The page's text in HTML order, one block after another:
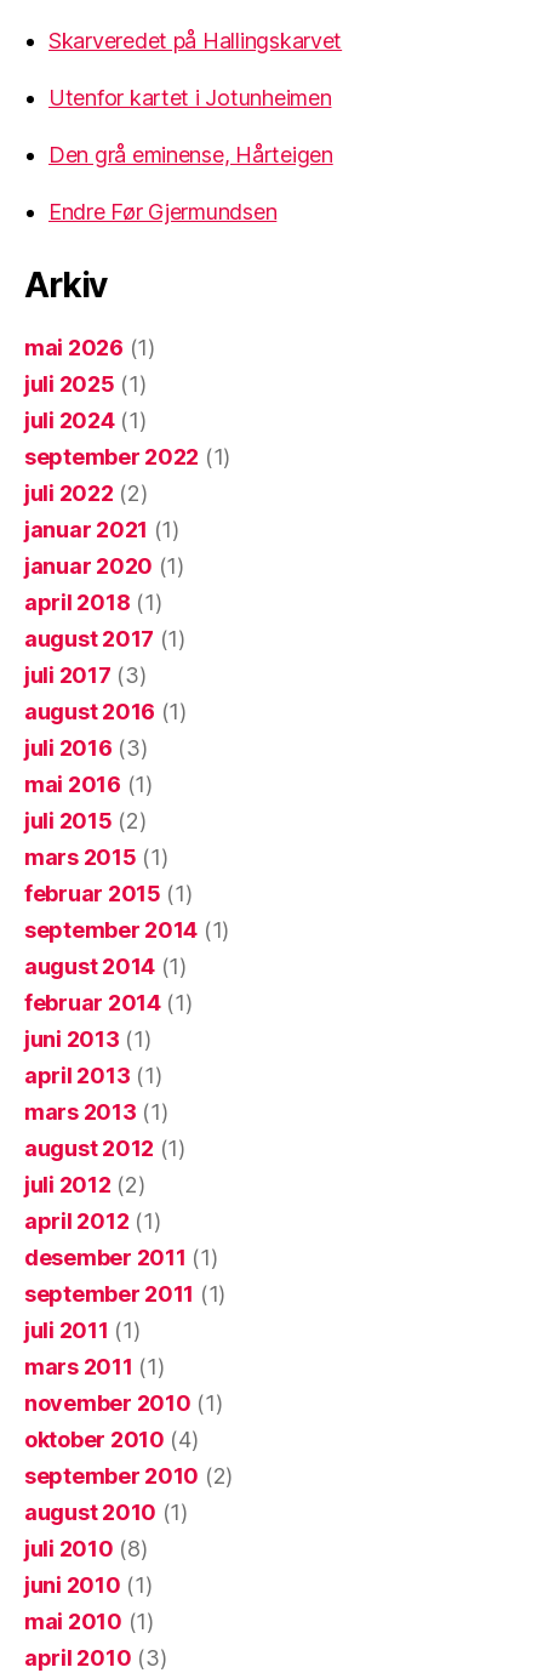
Skarveredet på Hallingskarvet
Utenfor kartet i Jotunheimen
Den grå eminense, Hårteigen
Endre Før Gjermundsen
Arkiv
mai 2026 (1)
juli 2025 (1)
juli 2024(1)
september 2022 (1)
juli 2022 (2)
januar 2021 (1)
januar 2020 (1)
april 2018 (1)
august 2017 (1)
juli 2017 (3)
august 2016 (1)
juli 2016 (3)
mai 2016 (1)
juli 2015 (2)
mars 2015 (1)
februar 2015 (1)
september 2014 (1)
august 2014 (1)
februar 2014(1)
juni 2013 (1)
april 2013 (1)
mars 2013 (1)
august 2012 (1)
juli 2012 (2)
april 2012 (1)
desember 2011 (1)
september 2011 (1)
juli 2011 (1)
mars 2011 (1)
november 2010 (1)
oktober 2010 (4)
september 2010 (2)
august 2010 (1)
juli 2010 (8)
juni 2010 (1)
mai 2010 (1)
april 2010 (3)